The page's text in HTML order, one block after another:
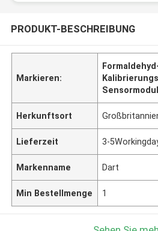
PRODUKT-BESCHREIBUNG
Markieren:
Sensormodul
Herkunftsort
Lieferzeit 3-
Markenname Dart
Min Bestellmenge 1